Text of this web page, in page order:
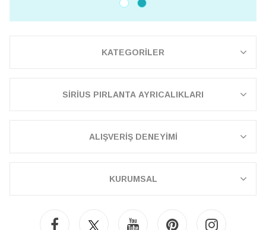
KATEGORİLER
SİRİUS PIRLANTA AYRICALIKLARI
ALIŞVERİŞ DENEYİMİ
KURUMSAL